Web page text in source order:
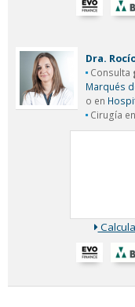
Dra.
Consulta
Marqués
o en
Cirugía en